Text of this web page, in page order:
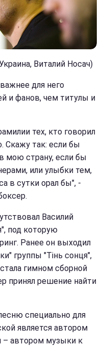
Виталий Носач)
для него
и фанов, чем титулы и
тех, кто говорил
Скажу так: если бы
мою страну, если бы
или улыбки тем,
в сутки орал бы", -
Василий
под которую
Ранее он выходил
группы "Тінь сонця",
гимном сборной
принял решение найти
специально для
является автором
– автором музыки к